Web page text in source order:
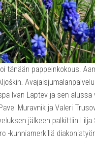
tänään pappeinkokous.
Ivan Laptev ja sen alussa
Muravnik ja Valeri
jälkeen palkittiin Lilja
-kunniamerkillä